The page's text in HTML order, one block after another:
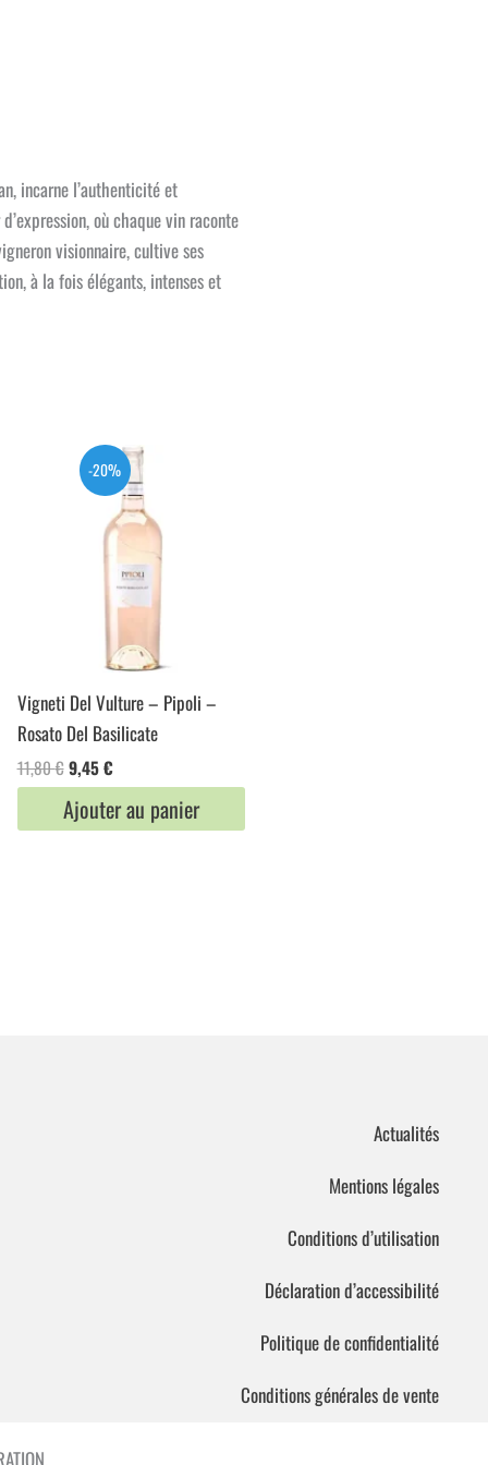
incarne l’authenticité et
où chaque vin raconte
visionnaire, cultive ses
à la fois élégants, intenses et
-20%
Vigneti Del Vulture – Pipoli –
Rosato Del Basilicate
11,80€ Le
prix
initial
était :
9,45€Le
prix
actuel
est :
Ajouter au panier
Actualités
Mentions légales
Conditions d’utilisation
Déclaration d’accessibilité
Politique de confidentialité
Conditions générales de vente